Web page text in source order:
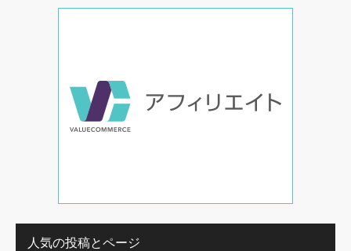
人気の投稿とページ